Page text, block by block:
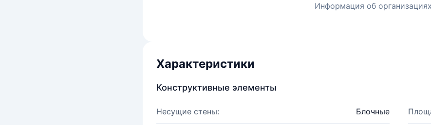
Информация об
Характеристики
Конструктивные элементы
Несущие стены: Блочные